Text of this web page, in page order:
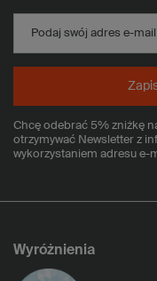
Podaj swój adres e-mail
Chcę odebrać 5% zniżkę
otrzymywać Newsletter z
wykorzystaniem adresu e-
Wyróżnienia